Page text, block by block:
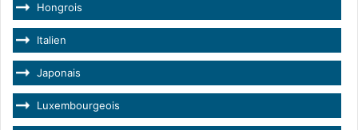
Hongrois
Italien
Japonais
Luxembourgeois